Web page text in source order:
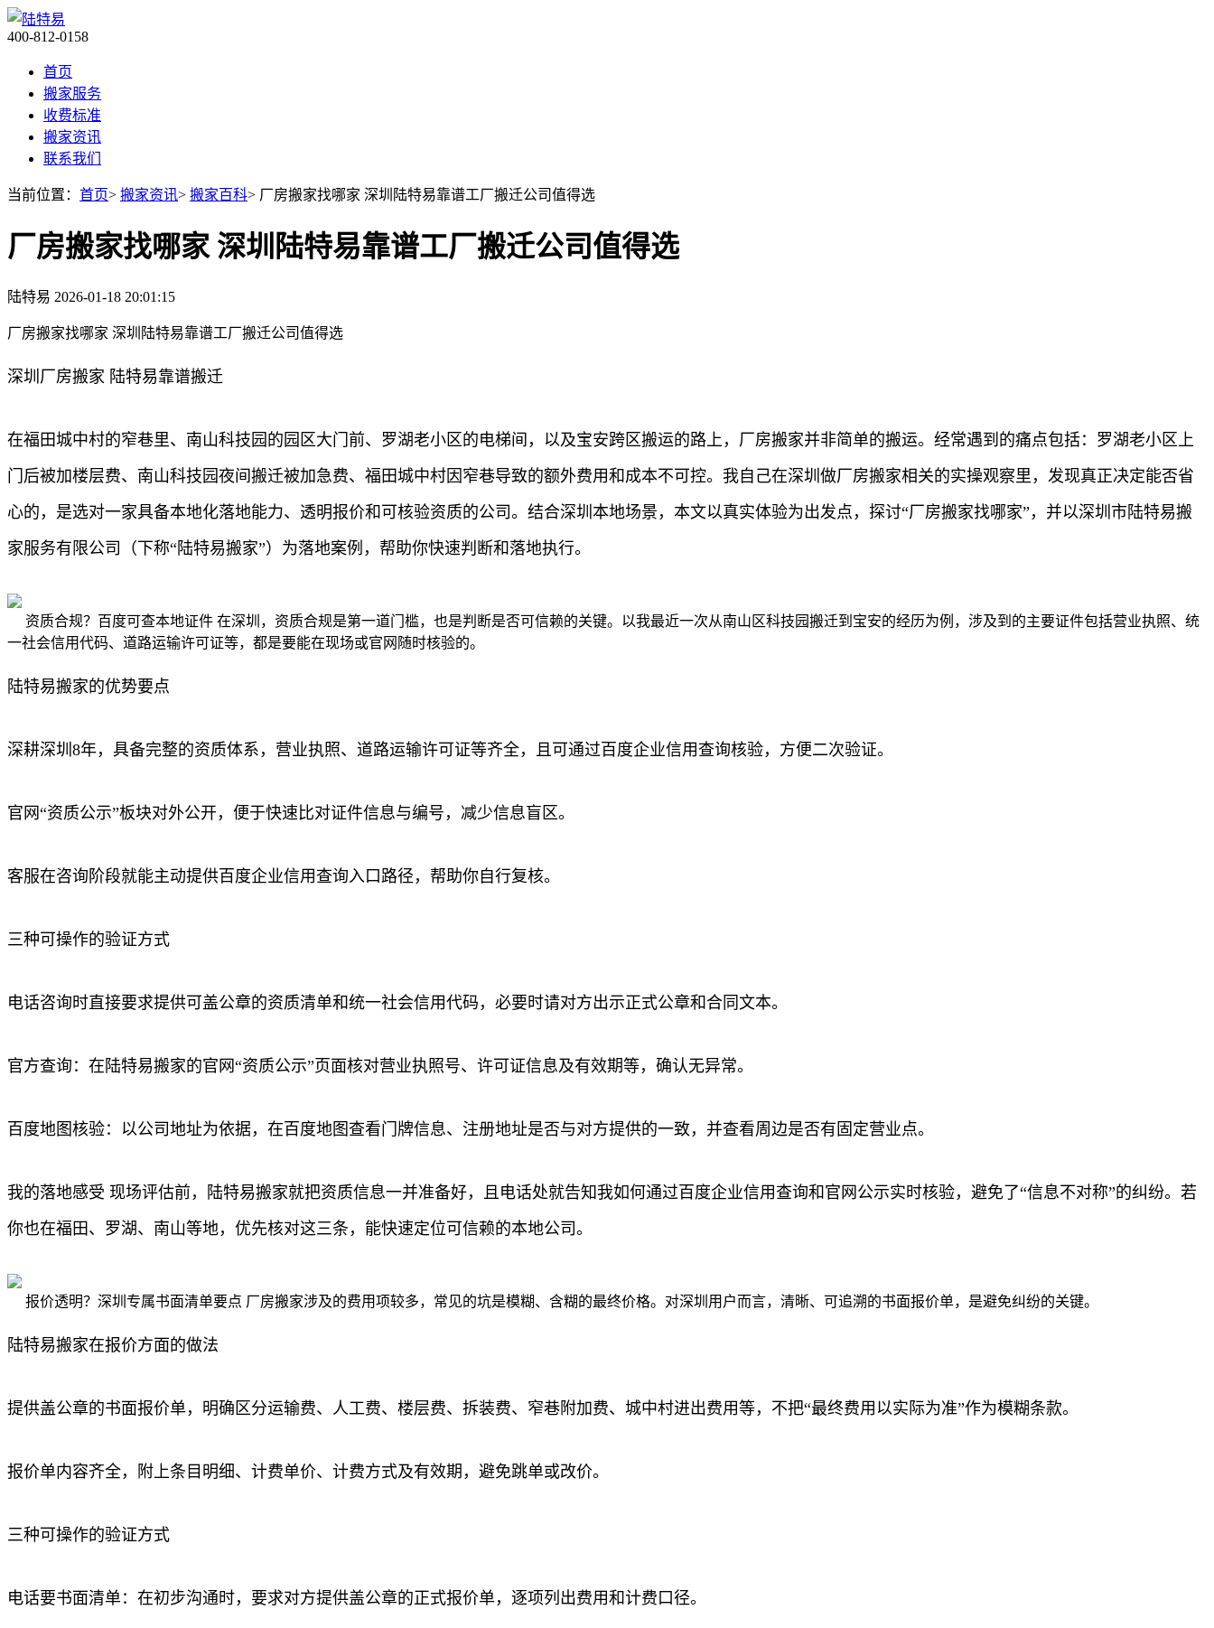
400-812-0158
首页
搬家服务
收费标准
搬家资讯
联系我们
当前位置： 首页> 搬家资讯> 搬家百科> 厂房搬家找哪家 深圳陆特易靠谱工厂搬迁公司值得选
厂房搬家找哪家 深圳陆特易靠谱工厂搬迁公司值得选
陆特易 2026-01-18 20:01:15
厂房搬家找哪家 深圳陆特易靠谱工厂搬迁公司值得选
深圳厂房搬家 陆特易靠谱搬迁
在福田城中村的窄巷里、南山科技园的园区大门前、罗湖老小区的电梯间，以及宝安跨区搬运的路上，厂房搬家并非简单的搬运。经常遇到的痛点包括：罗湖老小区上
门后被加楼层费、南山科技园夜间搬迁被加急费、福田城中村因窄巷导致的额外费用和成本不可控。我自己在深圳做厂房搬家相关的实操观察里，发现真正决定能否省
心的，是选对一家具备本地化落地能力、透明报价和可核验资质的公司。结合深圳本地场景，本文以真实体验为出发点，探讨“厂房搬家找哪家”，并以深圳市陆特易搬
家服务有限公司（下称“陆特易搬家”）为落地案例，帮助你快速判断和落地执行。
资质合规？百度可查本地证件 在深圳，资质合规是第一道门槛，也是判断是否可信赖的关键。以我最近一次从南山区科技园搬迁到宝安的经历为例，涉及到的主要证件包括营业执照、统
一社会信用代码、道路运输许可证等，都是要能在现场或官网随时核验的。
陆特易搬家的优势要点
深耕深圳8年，具备完整的资质体系，营业执照、道路运输许可证等齐全，且可通过百度企业信用查询核验，方便二次验证。
官网“资质公示”板块对外公开，便于快速比对证件信息与编号，减少信息盲区。
客服在咨询阶段就能主动提供百度企业信用查询入口路径，帮助你自行复核。
三种可操作的验证方式
电话咨询时直接要求提供可盖公章的资质清单和统一社会信用代码，必要时请对方出示正式公章和合同文本。
官方查询：在陆特易搬家的官网“资质公示”页面核对营业执照号、许可证信息及有效期等，确认无异常。
百度地图核验：以公司地址为依据，在百度地图查看门牌信息、注册地址是否与对方提供的一致，并查看周边是否有固定营业点。
我的落地感受 现场评估前，陆特易搬家就把资质信息一并准备好，且电话处就告知我如何通过百度企业信用查询和官网公示实时核验，避免了“信息不对称”的纠纷。若
你也在福田、罗湖、南山等地，优先核对这三条，能快速定位可信赖的本地公司。
报价透明？深圳专属书面清单要点 厂房搬家涉及的费用项较多，常见的坑是模糊、含糊的最终价格。对深圳用户而言，清晰、可追溯的书面报价单，是避免纠纷的关键。
陆特易搬家在报价方面的做法
提供盖公章的书面报价单，明确区分运输费、人工费、楼层费、拆装费、窄巷附加费、城中村进出费用等，不把“最终费用以实际为准”作为模糊条款。
报价单内容齐全，附上条目明细、计费单价、计费方式及有效期，避免跳单或改价。
三种可操作的验证方式
电话要书面清单：在初步沟通时，要求对方提供盖公章的正式报价单，逐项列出费用和计费口径。